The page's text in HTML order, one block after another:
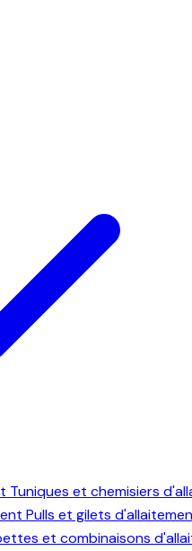
Tuniques et chemisiers
Pulls et gilets
et combinaisons